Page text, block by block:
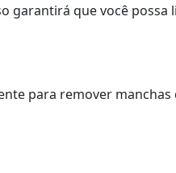
garantirá que você possa
para remover manchas